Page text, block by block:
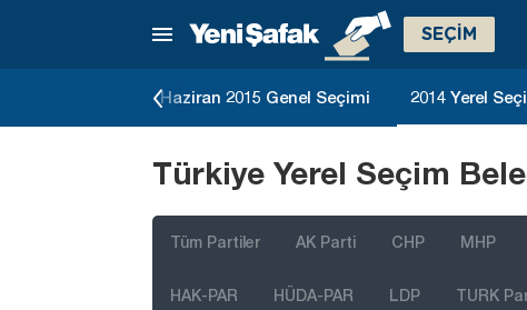
SEÇİM
Haziran 2015 Genel Seçimi 2014 Yerel
Türkiye Yerel Seçim
Tüm Partiler AK Parti CHP MHP
HAK-PAR HÜDA-PAR LDP TURK